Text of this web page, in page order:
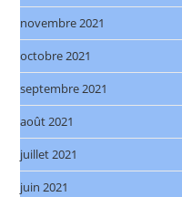
novembre 2021
octobre 2021
septembre 2021
août 2021
juillet 2021
juin 2021